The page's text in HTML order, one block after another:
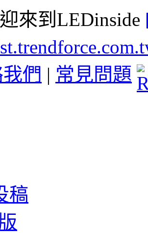
來到LEDinside
們 | 常見問題
稿